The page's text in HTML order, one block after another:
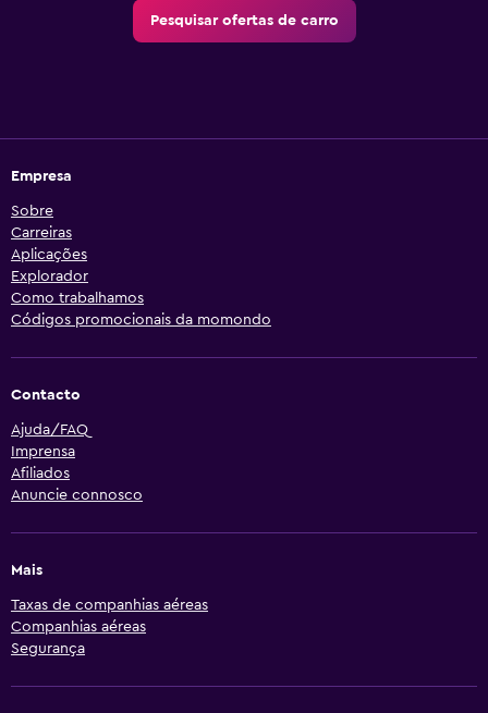
Pesquisar ofertas de carro
Empresa
Sobre
Carreiras
Aplicações
Explorador
Como trabalhamos
Códigos promocionais da momondo
Contacto
Ajuda/FAQ
Imprensa
Afiliados
Anuncie connosco
Mais
Taxas de companhias aéreas
Companhias aéreas
Segurança